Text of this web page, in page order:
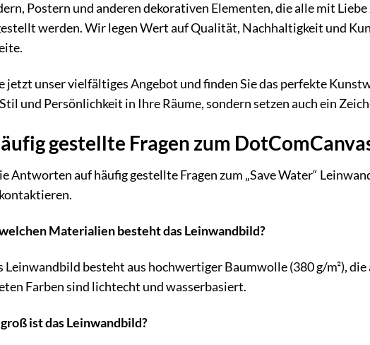
Postern und anderen dekorativen Elementen, die alle mit
werden. Wir legen Wert auf Qualität, Nachhaltigkeit und
jetzt unser vielfältiges Angebot und finden Sie das perfekte
und Persönlichkeit in Ihre Räume, sondern setzen auch ein
gestellte Fragen zum
Antworten auf häufig gestellte Fragen zum „Save Water“
welchen Materialien besteht das Leinwandbild?
besteht aus hochwertiger Baumwolle (380 g/m²),
Farben sind lichtecht und wasserbasiert.
ist das Leinwandbild?